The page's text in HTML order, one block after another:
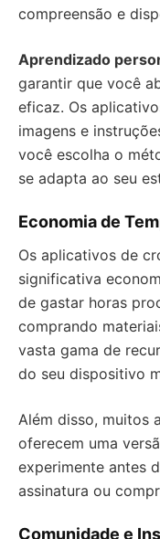
compreensão e
Aprendizado
garantir que você
eficaz. Os
imagens e
você escolha o
se adapta ao seu
Economia de
Os aplicativos de
significativa
de gastar horas
comprando
vasta gama de
do seu dispositivo
Além disso, muitos
oferecem uma
experimente antes
assinatura ou
Comunidade e